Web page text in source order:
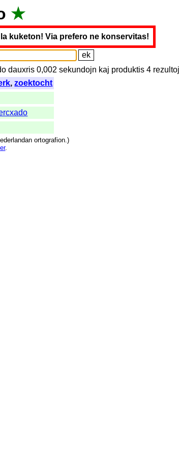
★
kuketon! Via prefero ne konservitas!
dauxris 0,002sekundojn kaj produktis 4
,zoektocht
ortografion .)
.